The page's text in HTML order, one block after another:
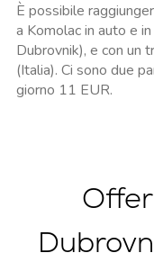
È possibile
a Komolac in auto e
Dubrovnik), e con un
(Italia). Ci sono due
giorno 11 EUR.